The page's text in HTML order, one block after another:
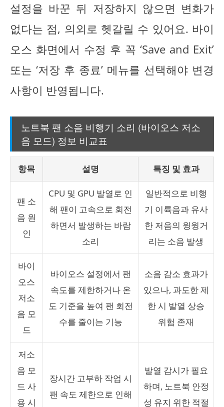
설정을 바꾼 뒤 저장하지 않으면 변화가
없다는 점, 의외로 헷갈릴 수 있어요. 바이
오스 화면에서 수정 후 꼭 ‘Save and Exit’
또는 ‘저장 후 종료’ 메뉴를 선택해야 변경
사항이 반영됩니다.
노트북 팬 소음 비행기 소리 (바이오스 저소
음 모드) 정보 비교표
항목 설명 특징 및 효과
팬 소
음 원
인
CPU 및 GPU 발열로 인
해 팬이 고속으로 회전
하면서 발생하는 바람
소리
일반적으로 비행
기 이륙음과 유사
한 저음의 윙윙거
리는 소음 발생
바이
오스
저소
음 모
드
바이오스 설정에서 팬
속도를 제한하거나 온
도 기준을 높여 팬 회전
수를 줄이는 기능
소음 감소 효과가
있으나, 과도한 제
한 시 발열 상승
위험 존재
저소
음 모
드 사
용 시
장시간 고부하 작업 시
팬 속도 제한으로 인해
발열 감시가 필요
하며, 노트북 안정
성 유지 위한 적절